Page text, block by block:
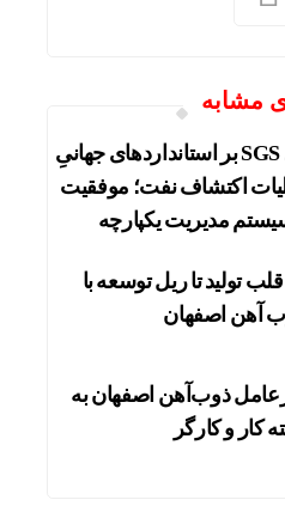
مشابه
مهر تأیید SGS بر استانداردهای جهانیِ
اکتشاف نفت؛ موفقیت
مدیریت یکپارچه
قلب تولید تا ریل توسعه با
آهن اصفهان
ذوب‌آهن اصفهان به
کار و کارگر